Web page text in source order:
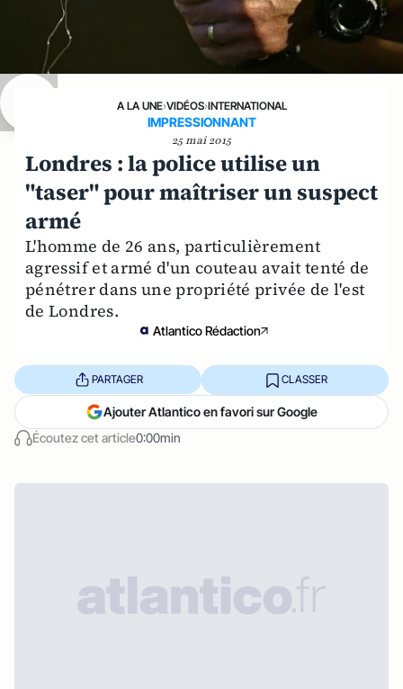
A LA UNE›VIDÉOS›INTERNATIONAL
IMPRESSIONNANT
25 mai 2015
Londres : la police utilise un
"taser" pour maîtriser un suspect
armé
L'homme de 26 ans, particulièrement
agressif et armé d'un couteau avait tenté de
pénétrer dans une propriété privée de l'est
de Londres.
Atlantico Rédaction
Écoutez cet article0:00min
PARTAGER CLASSER
Ajouter Atlantico en favori sur Google